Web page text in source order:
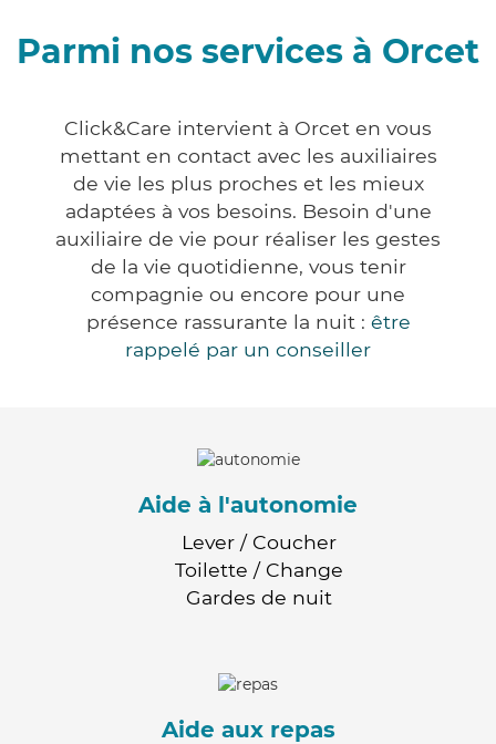
Parmi nos services à Orcet
Click&Care intervient à Orcet en vous
mettant en contact avec les auxiliaires
de vie les plus proches et les mieux
adaptées à vos besoins. Besoin d'une
auxiliaire de vie pour réaliser les gestes
de la vie quotidienne, vous tenir
compagnie ou encore pour une
présence rassurante la nuit : être
rappelé par un conseiller
Aide à l'autonomie
Lever / Coucher
Toilette / Change
Gardes de nuit
Aide aux repas